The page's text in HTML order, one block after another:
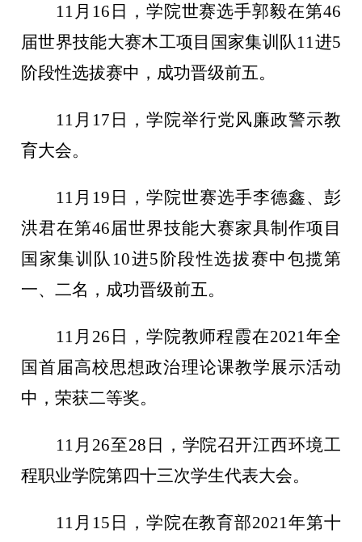
11月16日，学院世赛选手郭毅在第46
届世界技能大赛木工项目国家集训队11进5
阶段性选拔赛中，成功晋级前五。
11月17日，学院举行党风廉政警示教
育大会。
11月19日，学院世赛选手李德鑫、彭
洪君在第46届世界技能大赛家具制作项目
国家集训队10进5阶段性选拔赛中包揽第
一、二名，成功晋级前五。
11月26日，学院教师程霞在2021年全
国首届高校思想政治理论课教学展示活动
中，荣获二等奖。
11月26至28日，学院召开江西环境工
程职业学院第四十三次学生代表大会。
11月15日，学院在教育部2021年第十